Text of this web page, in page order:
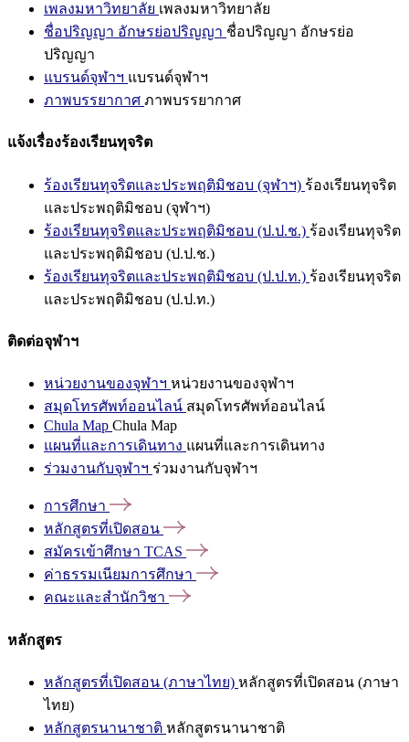
เพลงมหาวิทยาลัย เพลงมหาวิทยาลัย
ชื่อปริญญา อักษรย่อปริญญา ชื่อปริญญา อักษรย่อ
ปริญญา
แบรนด์จุฬาฯ แบรนด์จุฬาฯ
ภาพบรรยากาศ ภาพบรรยากาศ
แจ้งเรื่องร้องเรียนทุจริต
ร้องเรียนทุจริตและประพฤติมิชอบ (จุฬาฯ) ร้องเรียนทุจริต
และประพฤติมิชอบ (จุฬาฯ)
ร้องเรียนทุจริตและประพฤติมิชอบ (ป.ป.ช.) ร้องเรียนทุจริต
และประพฤติมิชอบ (ป.ป.ช.)
ร้องเรียนทุจริตและประพฤติมิชอบ (ป.ป.ท.) ร้องเรียนทุจริต
และประพฤติมิชอบ (ป.ป.ท.)
ติดต่อจุฬาฯ
หน่วยงานของจุฬาฯ หน่วยงานของจุฬาฯ
สมุดโทรศัพท์ออนไลน์ สมุดโทรศัพท์ออนไลน์
Chula Map Chula Map
แผนที่และการเดินทาง แผนที่และการเดินทาง
ร่วมงานกับจุฬาฯ ร่วมงานกับจุฬาฯ
การศึกษา
หลักสูตรที่เปิดสอน
สมัครเข้าศึกษา TCAS
ค่าธรรมเนียมการศึกษา
คณะและสำนักวิชา
หลักสูตร
หลักสูตรที่เปิดสอน (ภาษาไทย) หลักสูตรที่เปิดสอน (ภาษา
ไทย)
หลักสูตรนานาชาติ หลักสูตรนานาชาติ